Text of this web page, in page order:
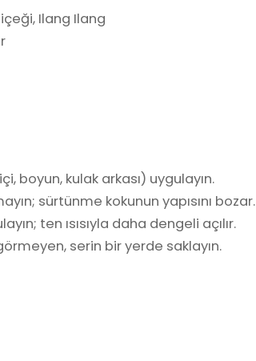
Ilang Ilang
boyun, kulak arkası) uygulayın.
sürtünme kokunun yapısını bozar.
ten ısısıyla daha dengeli açılır.
serin bir yerde saklayın.